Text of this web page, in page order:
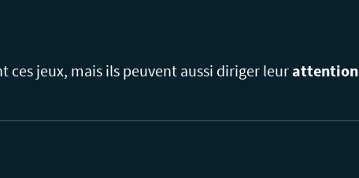
ces jeux, mais ils peuvent aussi diriger leurattention